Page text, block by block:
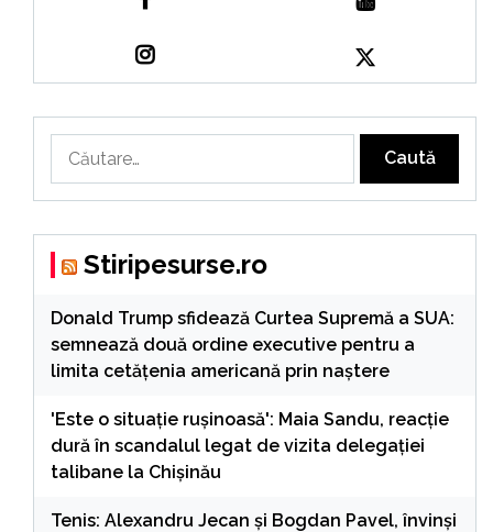
după:
Stiripesurse.ro
Donald Trump sfidează Curtea Supremă a SUA:
semnează două ordine executive pentru a
limita cetățenia americană prin naștere
'Este o situație rușinoasă': Maia Sandu, reacție
dură în scandalul legat de vizita delegației
talibane la Chișinău
Tenis: Alexandru Jecan şi Bogdan Pavel, învinşi